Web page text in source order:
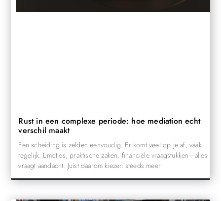
Rust in een complexe periode: hoe mediation echt
verschil maakt
Een scheiding is zelden eenvoudig. Er komt veel op je af, vaak
tegelijk. Emoties, praktische zaken, financiële vraagstukken—alles
vraagt aandacht. Juist daarom kiezen steeds meer